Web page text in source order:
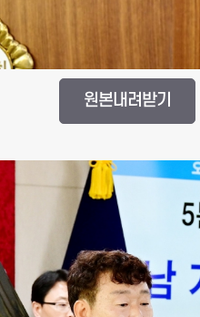
원본내려받기